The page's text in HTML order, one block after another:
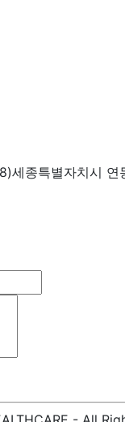
세종특별자치시 연